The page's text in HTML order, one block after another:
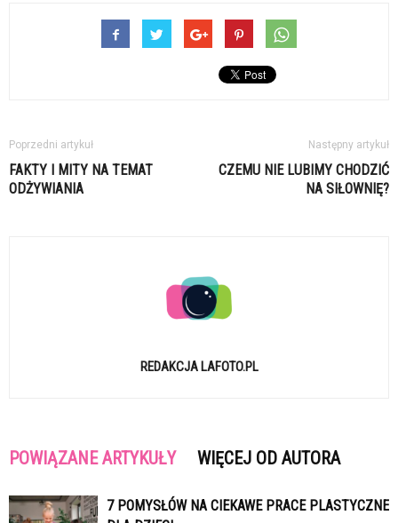
Poprzedni artykuł
FAKTY I MITY NA TEMAT
ODŻYWIANIA
Następny artykuł
CZEMU NIE LUBIMY CHODZIĆ
NA SIŁOWNIĘ?
REDAKCJA LAFOTO.PL
POWIĄZANE ARTYKUŁY WIĘCEJ OD AUTORA
7 POMYSŁÓW NA CIEKAWE PRACE PLASTYCZNE